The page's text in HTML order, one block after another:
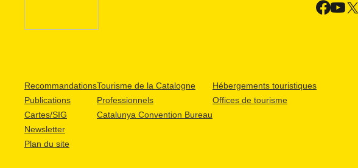
Recommandations
Publications
Cartes/SIG
Newsletter
Plan du site
Tourisme de la Catalogne
Professionnels
Catalunya Convention Bureau
Hébergements touristiques
Offices de tourisme